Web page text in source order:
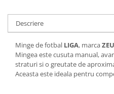
Descriere
Minge de fotbal LIGA, marca
Mingea este cusuta manual,
straturi si o greutate de
Aceasta este ideala pentru